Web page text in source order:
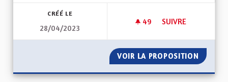
CRÉÉ LE
28/04/2023
49 49 ABONNÉS
SUIVRE
VOIR LA PROPOSITION POUR